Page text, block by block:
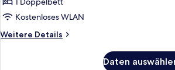
anzeigen
Kostenloses WLAN
Weitere Details
Weitere
Daten